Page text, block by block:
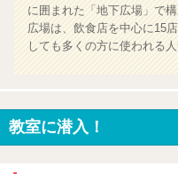
に囲まれた「地下広場」で
広場は、飲食店を中心に15
しても多くの方に使われる
教室に潜入！